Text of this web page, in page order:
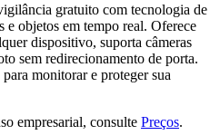
gratuito com tecnologia de
e objetos em tempo real. Oferece
dispositivo, suporta câmeras
sem redirecionamento de porta.
monitorar e proteger sua
empresarial, consulte Preços.